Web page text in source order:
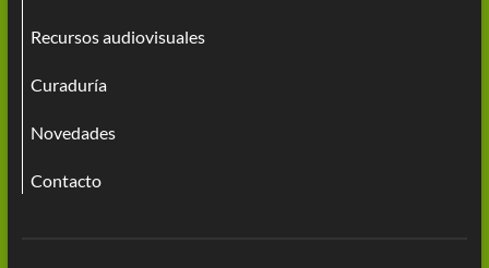
Recursos audiovisuales
Curaduría
Novedades
Contacto